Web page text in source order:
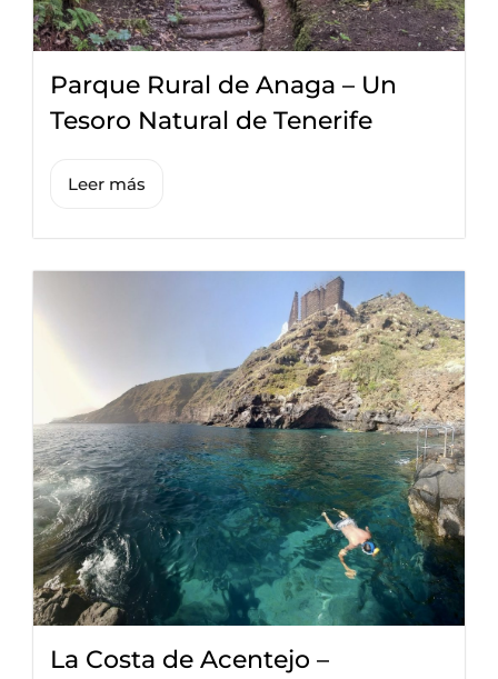
Parque Rural de Anaga – Un
Tesoro Natural de Tenerife
Leer más
La Costa de Acentejo –